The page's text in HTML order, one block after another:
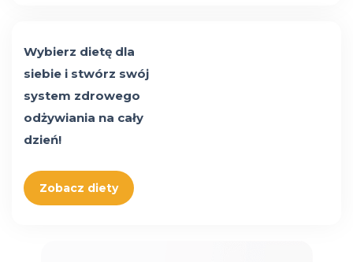
Wybierz dietę dla
siebie i stwórz swój
system zdrowego
odżywiania na cały
dzień!
Zobacz diety